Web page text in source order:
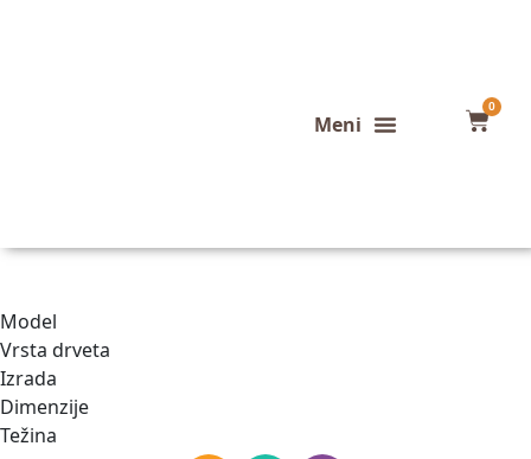
0
Model
Vrsta drveta
Izrada
Dimenzije
Težina